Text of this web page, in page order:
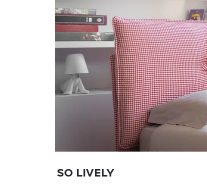
SO LIVELY